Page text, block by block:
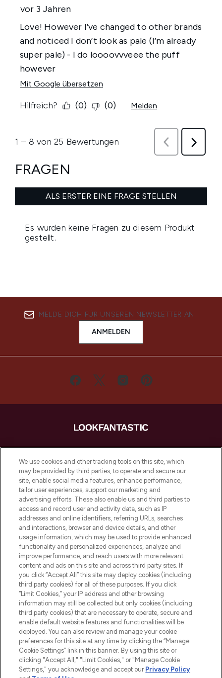
MELDE DICH FÜR UNSEREN NEWSLETTER AN
ANMELDEN
LOOKFANTASTIC ist Europas ultimativer
Beauty-Onlineshop mit den besten
Produkten aus Haut- und Haarpflege
sowie Make-Up von über 200
renommierten Marken. Shoppe online
oder über die App mit kostenloser
Lieferung ab einem Einkaufswert von 30€.
Cookie-Einwilligung
Do Not Sell or Share My Personal
Information
HILFE & INFORMATION
IMPRESSUM
ÜBER LOOKFANTASTIC
We use cookies and other tracking tools on this site, which
may be provided by third parties, to operate and secure our
site, enable social media features, enhance performance,
tailor user experiences, support our marketing and
advertising efforts. These also enable us and third parties to
access and record user and activity data, such as IP
addresses and online identifiers, referring URLs, searches
and interactions, browser and device details, and other
usage information, which may be used to provide enhanced
functionality and personalized experiences, analyze and
improve performance, and reach users with more relevant
content and ads on this site and across third party sites. If
you click “Accept All” this site may deploy cookies (including
third party cookies) for all of these purposes. If you click
“Limit Cookies,” your IP address and other browsing
information may still be collected but only cookies (including
third party cookies) that are necessary to operate, secure and
enable default website features and functionalities will be
deployed. You can also review and manage your cookie
preferences for this site at any time by clicking the “Manage
Cookie Settings” link in this banner. By using this site or
clicking "Accept All," "Limit Cookies," or "Manage Cookie
Settings," you acknowledge and accept our Privacy Policy